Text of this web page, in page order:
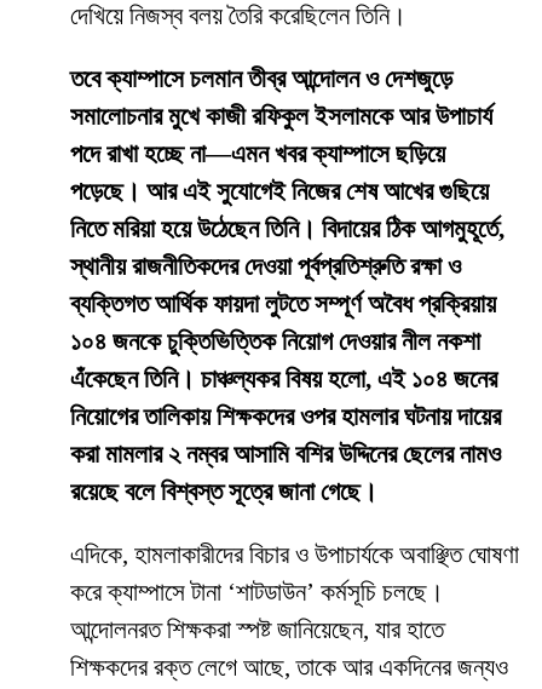
দেখিয়ে নিজস্ব বলয় তৈরি করেছিলেন তিনি।
তবে ক্যাম্পাসে চলমান তীব্র আন্দোলন ও দেশজুড়ে
সমালোচনার মুখে কাজী রফিকুল ইসলামকে আর উপাচার্য
পদে রাখা হচ্ছে না—এমন খবর ক্যাম্পাসে ছড়িয়ে
পড়েছে। আর এই সুযোগেই নিজের শেষ আখের গুছিয়ে
নিতে মরিয়া হয়ে উঠেছেন তিনি। বিদায়ের ঠিক আগমুহূর্তে,
স্থানীয় রাজনীতিকদের দেওয়া পূর্বপ্রতিশ্রুতি রক্ষা ও
ব্যক্তিগত আর্থিক ফায়দা লুটতে সম্পূর্ণ অবৈধ প্রক্রিয়ায়
১০৪ জনকে চুক্তিভিত্তিক নিয়োগ দেওয়ার নীল নকশা
এঁকেছেন তিনি। চাঞ্চল্যকর বিষয় হলো, এই ১০৪ জনের
নিয়োগের তালিকায় শিক্ষকদের ওপর হামলার ঘটনায় দায়ের
করা মামলার ২ নম্বর আসামি বশির উদ্দিনের ছেলের নামও
রয়েছে বলে বিশ্বস্ত সূত্রে জানা গেছে।
​এদিকে, হামলাকারীদের বিচার ও উপাচার্যকে অবাঞ্ছিত ঘোষণা
করে ক্যাম্পাসে টানা ‘শাটডাউন’ কর্মসূচি চলছে।
আন্দোলনরত শিক্ষকরা স্পষ্ট জানিয়েছেন, যার হাতে
শিক্ষকদের রক্ত লেগে আছে, তাকে আর একদিনের জন্যও